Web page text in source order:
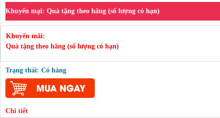
Khuyến mại: Quà tặng theo hãng (số lượng có hạn)
Khuyến mãi:
Quà tặng theo hãng (số lượng có hạn)
Trạng thái: Có hàng
Chi tiết